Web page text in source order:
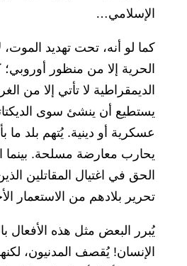
الإسلامي…
كما لو أنه، تحت تهديد الموت،
الحرية إلا من منظور أوروبي؛
الديمقراطية لا تأتي إلا من
يستطيع أن ينشئ سوى
عسكرية أو دينية. يُتهم بلد ما
يحارب معارضة مسلحة. بينما
الحق في اغتيال المقاتلين
تحرير بلادهم من الاستعمار
يُبرر البعض مثل هذه الأفعال
الإنسان! يُقصف المدنيون،